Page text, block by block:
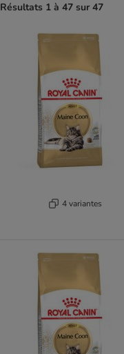
Résultats 1 à 47 sur 47
4 variantes